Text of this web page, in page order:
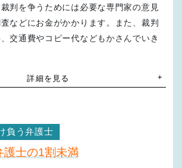
東京高裁） 2020年6月25日
裁判期間
判を争うためには必要な専門家の意見
などにお金がかかります。また、裁判
交通費やコピー代などもかさんでいき
弁護士費用
たり 30万円～
控訴審着手金
詳細を見る
負う弁護士
護士の1割未満